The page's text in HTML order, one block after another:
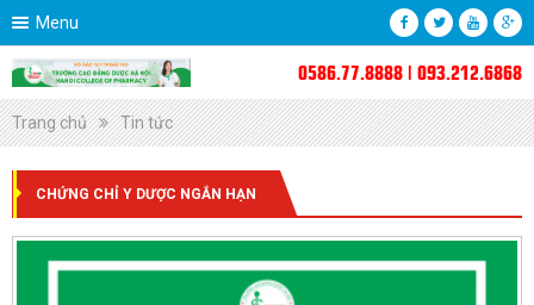
Menu
0586.77.8888 | 093.212.6868
Trang chủ Tin tức
CHỨNG CHỈ Y DƯỢC NGẮN HẠN